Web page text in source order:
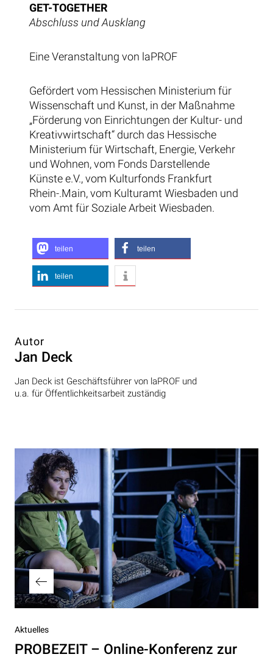
GET-TOGETHER
Abschluss und Ausklang
Eine Veranstaltung von laPROF
Gefördert vom Hessischen Ministerium für
Wissenschaft und Kunst, in der Maßnahme
„Förderung von Einrichtungen der Kultur- und
Kreativwirtschaft“ durch das Hessische
Ministerium für Wirtschaft, Energie, Verkehr
und Wohnen, vom Fonds Darstellende
Künste e.V., vom Kulturfonds Frankfurt
Rhein-.Main, vom Kulturamt Wiesbaden und
vom Amt für Soziale Arbeit Wiesbaden.
teilen teilen
teilen
Autor
Jan Deck
Jan Deck ist Geschäftsführer von laPROF und
u.a. für Öffentlichkeitsarbeit zuständig
Vorheriger
Beitrag
Aktuelles
PROBEZEIT – Online-Konferenz zur